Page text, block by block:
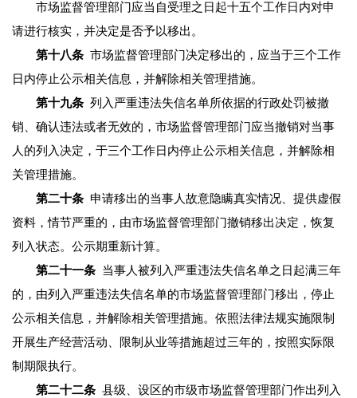
市场监督管理部门应当自受理之日起十五个工作日内对申
请进行核实，并决定是否予以移出。
第十八条 市场监督管理部门决定移出的，应当于三个工作
日内停止公示相关信息，并解除相关管理措施。
第十九条 列入严重违法失信名单所依据的行政处罚被撤
销、确认违法或者无效的，市场监督管理部门应当撤销对当事
人的列入决定，于三个工作日内停止公示相关信息，并解除相
关管理措施。
第二十条 申请移出的当事人故意隐瞒真实情况、提供虚假
资料，情节严重的，由市场监督管理部门撤销移出决定，恢复
列入状态。公示期重新计算。
第二十一条 当事人被列入严重违法失信名单之日起满三年
的，由列入严重违法失信名单的市场监督管理部门移出，停止
公示相关信息，并解除相关管理措施。依照法律法规实施限制
开展生产经营活动、限制从业等措施超过三年的，按照实际限
制期限执行。
第二十二条 县级、设区的市级市场监督管理部门作出列入